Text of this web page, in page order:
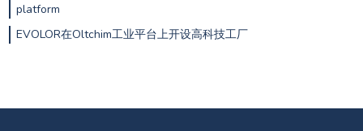
platform
EVOLOR在Oltchim工业平台上开设高科技工厂